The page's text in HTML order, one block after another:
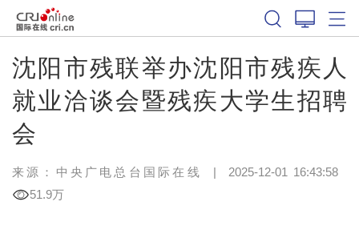
沈阳市残联举办沈阳市残疾人
就业洽谈会暨残疾大学生招聘
会
来源：中央广电总台国际在线 | 2025-12-01 16:43:58
51.9万